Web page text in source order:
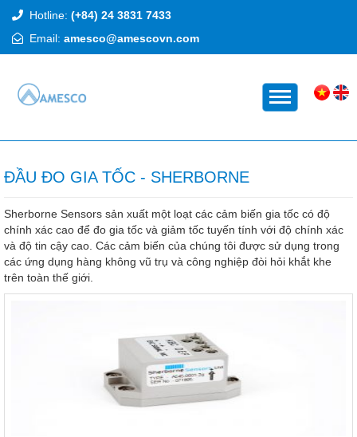
Hotline: (+84) 24 3831 7433
Email: amesco@amescovn.com
TRANG CHỦ
ĐẦU ĐO GIA TỐC - SHERBORNE
Sherborne Sensors sản xuất một loạt các cảm biến gia tốc có độ
chính xác cao để đo gia tốc và giảm tốc tuyến tính với độ chính xác
và độ tin cậy cao. Các cảm biến của chúng tôi được sử dụng trong
các ứng dụng hàng không vũ trụ và công nghiệp đòi hỏi khắt khe
trên toàn thế giới.